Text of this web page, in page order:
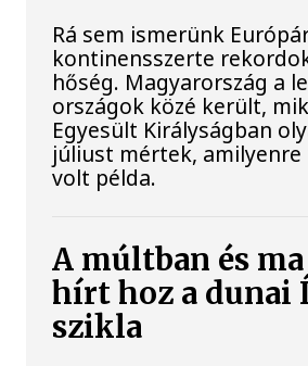
Rá sem ismerünk
kontinensszerte
hőség. Magyarország a
országok közé került,
Egyesült Királyságban
júliust mértek, amilyenre
volt példa.
A múltban és
hírt hoz a dunai
szikla